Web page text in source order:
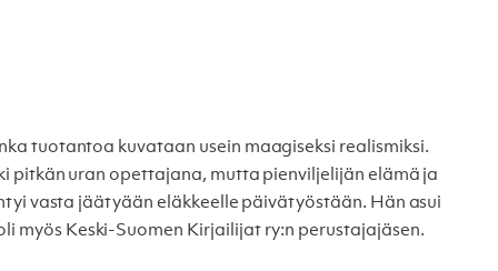
tuotantoa kuvataan usein maagiseksi realismiksi.
pitkän uran opettajana, mutta pienviljelijän elämä ja
vasta jäätyään eläkkeelle päivätyöstään. Hän asui
myös Keski-Suomen Kirjailijat ry:n perustajajäsen.